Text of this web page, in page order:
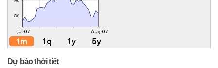
Dự báo thời tiết